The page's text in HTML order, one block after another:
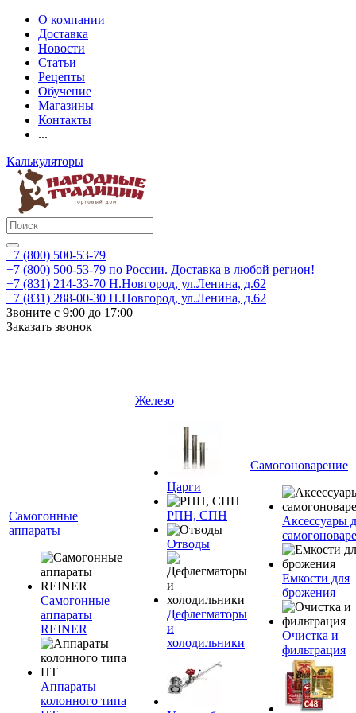
О компании
Доставка
Новости
Статьи
Рецепты
Обучение
Магазины
Контакты
...
Калькуляторы
+7 (800) 500-53-79
+7 (800) 500-53-79 по России. Доставка в любой регион!
+7 (831) 214-33-70 Н.Новгород, ул.Ленина, д.62
+7 (831) 288-00-30 Н.Новгород, ул.Ленина, д.62
Звоните с 9:00 до 17:00
Заказать звонок
Самогонные
аппараты
Самогонные
аппараты
REINER
Аппараты
колонного типа
Железо
Царги
РПН, СПН
Отводы
Дефлегматоры
и
холодильники
Самогоноварение
Аксессуары
Емкости для
брожения
Очистка и
фильтрация